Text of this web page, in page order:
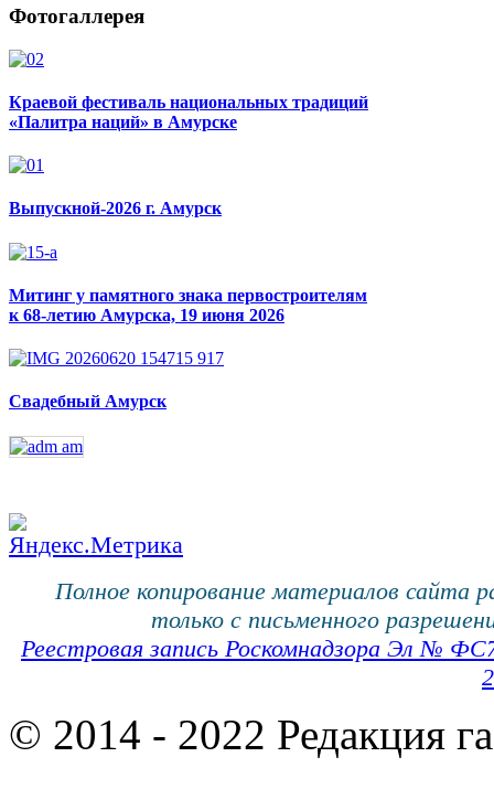
Фотогаллерея
Краевой фестиваль национальных традиций
«Палитра наций» в Амурске
Выпускной-2026 г. Амурск
Митинг у памятного знака первостроителям
к 68-летию Амурска, 19 июня 2026
Свадебный Амурск
Полное копирование материалов сайта
только с письменного
Реестровая запись Роскомнадзора Эл №
© 2014 - 2022 Редакция